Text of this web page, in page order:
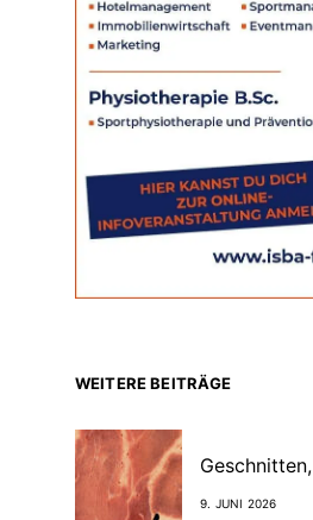
WEITERE BEITRÄGE
9. JUNI 2026